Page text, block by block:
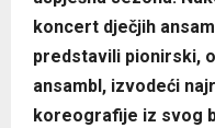
koncert dječjih
predstavili pionirski,
ansambl, izvodeći
koreografije iz svog